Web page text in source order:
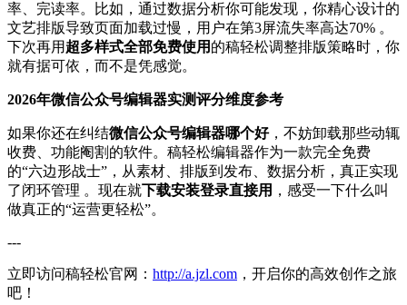
率、完读率。比如，通过数据分析你可能发现，你精心设计的
文艺排版导致页面加载过慢，用户在第3屏流失率高达70% 。
下次再用 超多样式全部免费使用 的稿轻松调整排版策略时，你
就有据可依，而不是凭感觉。
2026年微信公众号编辑器实测评分维度参考
如果你还在纠结微信公众号编辑器哪个好，不妨卸载那些动辄
收费、功能阉割的软件。稿轻松编辑器作为一款完全免费
的“六边形战士”，从素材、排版到发布、数据分析，真正实现
了闭环管理 。现在就下载安装登录直接用 ，感受一下什么叫
做真正的“运营更轻松”。
---
立即访问稿轻松官网： http://a.jzl.com ，开启你的高效创作之旅
吧！